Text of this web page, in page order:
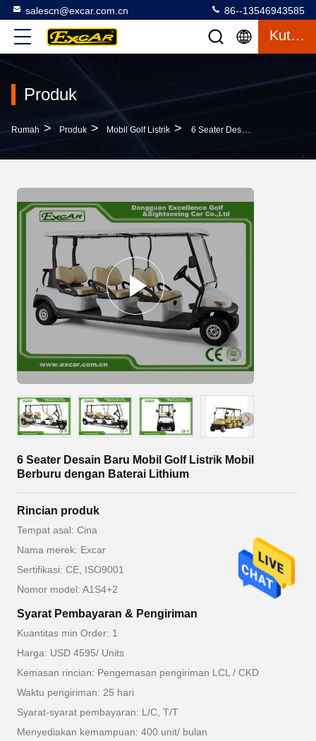
salescn@excar.com.cn 86--13546943585
Kutipan
Produk
Rumah > Produk > Mobil Golf Listrik > 6 Seater Desain Baru Mobil Golf Listrik Mobil Berburu Dengan Baterai Lithium
6 Seater Desain Baru Mobil Golf Listrik Mobil
Berburu dengan Baterai Lithium
Rincian produk
Tempat asal: Cina
Nama merek: Excar
Sertifikasi: CE, ISO9001
Nomor model: A1S4+2
Syarat Pembayaran & Pengiriman
Kuantitas min Order: 1
Harga: USD 4595/ Units
Kemasan rincian: Pengemasan pengiriman LCL / CKD
Waktu pengiriman: 25 hari
Syarat-syarat pembayaran: L/C, T/T
Menyediakan kemampuan: 400 unit/ bulan